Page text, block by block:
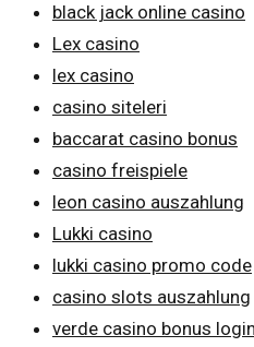
black jack online casino
Lex casino
lex casino
casino siteleri
baccarat casino bonus
casino freispiele
leon casino auszahlung
Lukki casino
lukki casino promo code
casino slots auszahlung
verde casino bonus login